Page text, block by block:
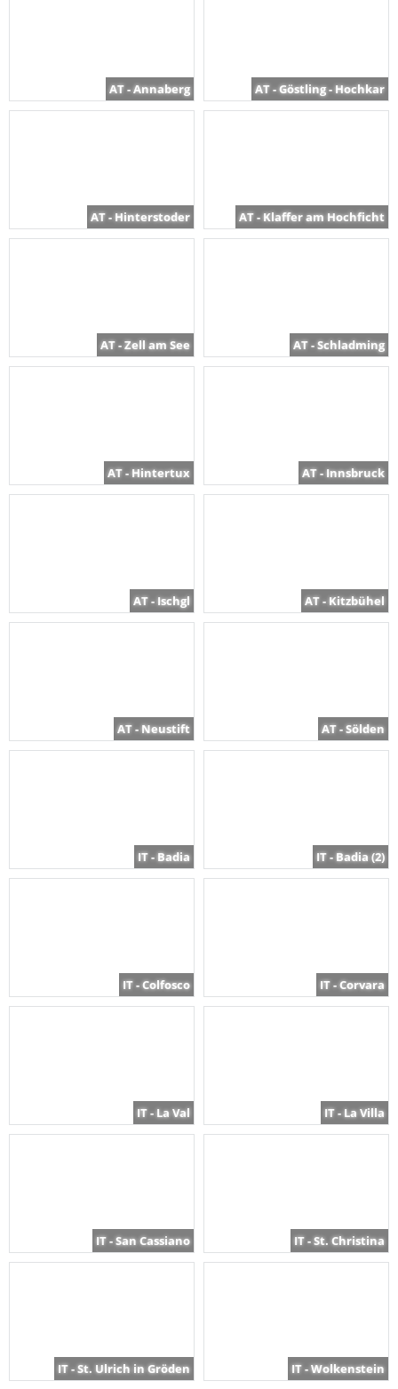
AT - Annaberg AT - Göstling - Hochkar
AT - Hinterstoder AT - Klaffer am Hochficht
AT - Zell am See AT - Schladming
AT - Hintertux AT - Innsbruck
AT - Ischgl AT - Kitzbühel
AT - Neustift AT - Sölden
IT - Badia IT - Badia (2)
IT - Colfosco IT - Corvara
IT - La Val IT - La Villa
IT - San Cassiano IT - St. Christina
IT - St. Ulrich in Gröden IT - Wolkenstein